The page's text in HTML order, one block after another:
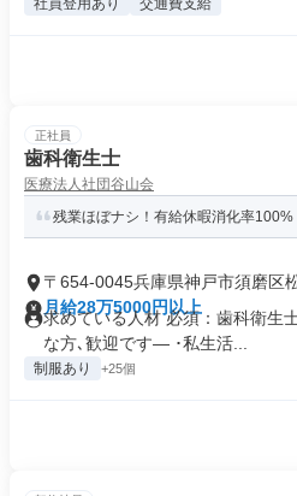
社員登用あり 交通費支給
正社員
歯科衛生士
医療法人社団谷山会
残業ほぼナシ！有給休暇消化率
〒654-0045兵庫県神戸市須磨区
月給28万5000円以上
求めている人材 必須：歯科衛生
な方､歓迎です― ･私生活...
制服あり +25個